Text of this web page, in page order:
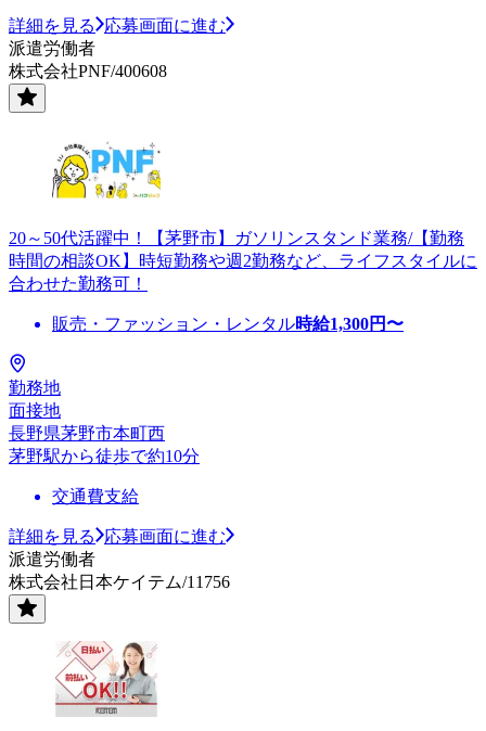
詳細を見る
応募画面に進む
派遣労働者
株式会社PNF/400608
20～50代活躍中！【茅野市】ガソリンスタンド業務/【勤務
時間の相談OK】時短勤務や週2勤務など、ライフスタイルに
合わせた勤務可！
販売・ファッション・レンタル時給1,300円〜
勤務地
面接地
長野県茅野市本町西
茅野駅から徒歩で約10分
交通費支給
詳細を見る
応募画面に進む
派遣労働者
株式会社日本ケイテム/11756